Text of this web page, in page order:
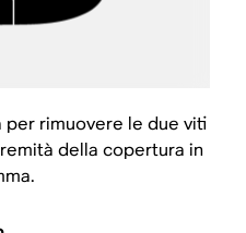
per rimuovere le due viti
della copertura in